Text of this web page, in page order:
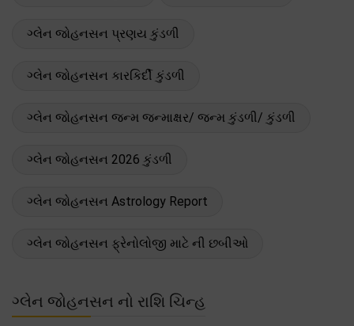
ગ્લેન જોહનસન પ્રણય કુંડળી
ગ્લેન જોહનસન કારકિર્દી કુંડળી
ગ્લેન જોહનસન જન્મ જન્માક્ષર/ જન્મ કુંડળી/ કુંડળી
ગ્લેન જોહનસન 2026 કુંડળી
ગ્લેન જોહનસન Astrology Report
ગ્લેન જોહનસન ફ્રેનોલોજી માટે ની છબીઓ
ગ્લેન જોહનસન નો રાશિ ચિન્હ